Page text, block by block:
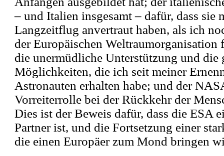
– und Italien insgesamt – dafür, dass sie
Langzeitflug anvertraut haben, als ich
der Europäischen
die unermüdliche Unterstützung und die
Möglichkeiten, die ich seit meiner
Astronauten erhalten habe; und der
Vorreiterrolle bei der Rückkehr der
Dies ist der Beweis dafür, dass die ESA
Partner ist, und die Fortsetzung einer
die einen Europäer zum Mond bringen